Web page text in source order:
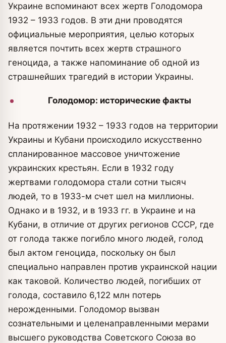
Украине вспоминают всех жертв Голодомора
1932 – 1933 годов. В эти дни проводятся
официальные мероприятия, целью которых
является почтить всех жертв страшного
геноцида, а также напоминание об одной из
страшнейших трагедий в истории Украины.
Голодомор: исторические факты
На протяжении 1932 – 1933 годов на территории
Украины и Кубани происходило искусственно
спланированное массовое уничтожение
украинских крестьян. Если в 1932 году
жертвами голодомора стали сотни тысяч
людей, то в 1933-м счет шел на миллионы.
Однако и в 1932, и в 1933 гг. в Украине и на
Кубани, в отличие от других регионов СССР, где
от голода также погибло много людей, голод
был актом геноцида, поскольку он был
специально направлен против украинской нации
как таковой. Количество людей, погибших от
голода, составило 6,122 млн потерь
нерожденными. Голодомор вызван
сознательными и целенаправленными мерами
высшего руководства Советского Союза во